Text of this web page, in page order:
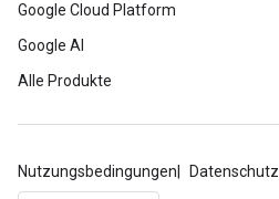
Google Cloud Platform
Google AI
Alle Produkte
Nutzungsbedingungen Datenschutz